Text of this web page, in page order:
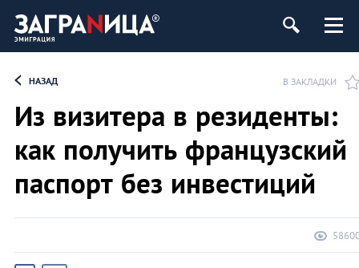
НАЗАД В ЗАКЛАДКИ
Из визитера в резиденты:
как получить французский
паспорт без инвестиций